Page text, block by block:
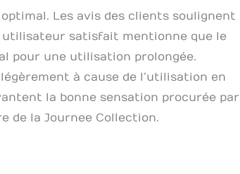
disposent de semelles
confort et de durabilité. Journee
Journee Collection, nous pensons
peut changer votre journée
accrocheuses peut rendre toute
Qui ne veut pas ressentir cela ?
élégant ou fou avec notre
Les avis des clients soulignent
utilisateur satisfait mentionne que le
pour une utilisation prolongée.
à cause de l’utilisation en
la bonne sensation procurée par
de la Journee Collection.